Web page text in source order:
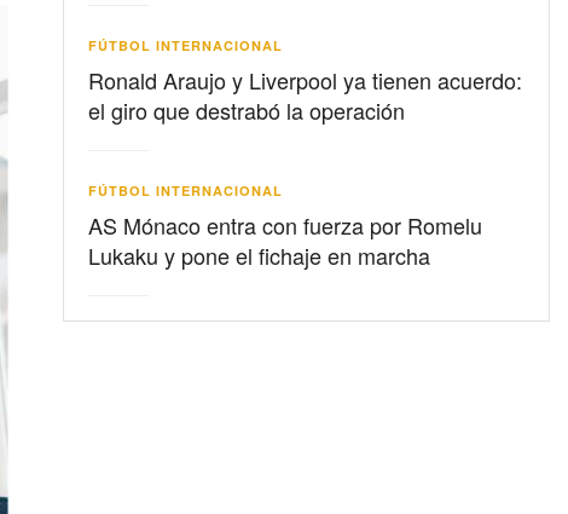
FÚTBOL INTERNACIONAL
Ronald Araujo y Liverpool ya tienen acuerdo:
el giro que destrabó la operación
FÚTBOL INTERNACIONAL
AS Mónaco entra con fuerza por Romelu
Lukaku y pone el fichaje en marcha